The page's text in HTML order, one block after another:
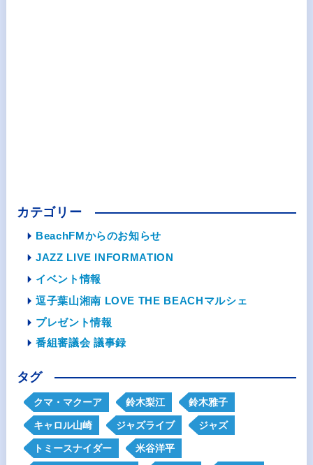
カテゴリー
BeachFMからのお知らせ
JAZZ LIVE INFORMATION
イベント情報
逗子葉山湘南 LOVE THE BEACHマルシェ
プレゼント情報
番組審議会 議事録
タグ
クマ・マクーア 鈴木梨江 鈴木雅子
キャロル山崎 ジャズライブ ジャズ
トミースナイダー 米谷洋平